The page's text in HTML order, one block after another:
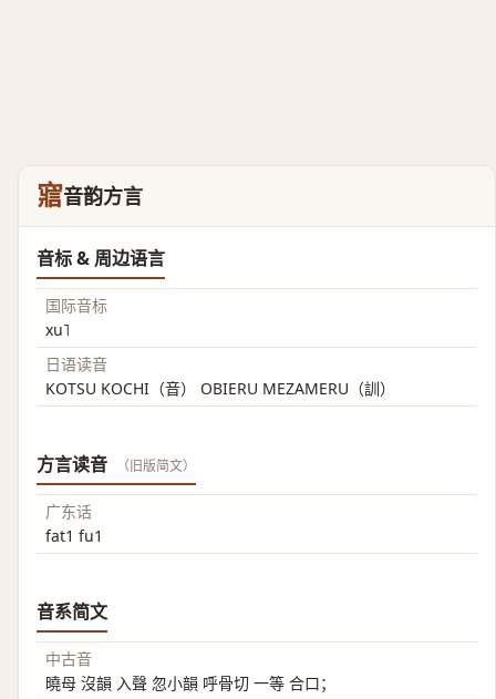
寣音韵方言
音标 & 周边语言
国际音标
xu˥
日语读音
KOTSU KOCHI（音） OBIERU MEZAMERU（訓）
方言读音 （旧版简文）
广东话
fat1 fu1
音系简文
中古音
曉母 沒韻 入聲 忽小韻 呼骨切 一等 合口；